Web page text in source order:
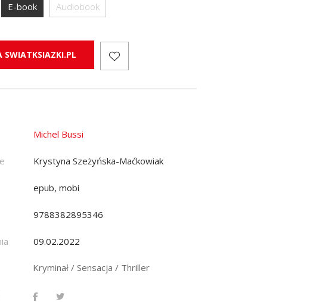
E-book Audiobook
SWIATKSIAZKI.PL
Michel Bussi
Krystyna Szeżyńska-Maćkowiak
epub, mobi
9788382895346
09.02.2022
Kryminał / Sensacja / Thriller